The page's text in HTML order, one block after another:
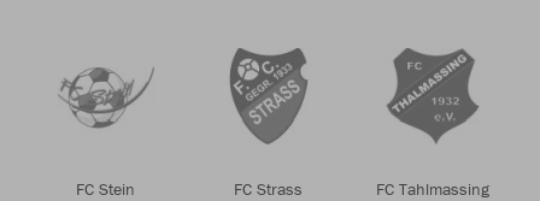
FC Stein FC Strass FC Tahlmassing